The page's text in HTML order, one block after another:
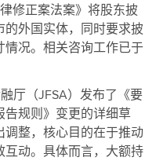
修正案法案》将股东披
外国实体，同时要求披
况。相关咨询工作已于
厅（JFSA）发布了《要
规则》变更的详细草
整，核心目的在于推动
动。具体而言，大额持